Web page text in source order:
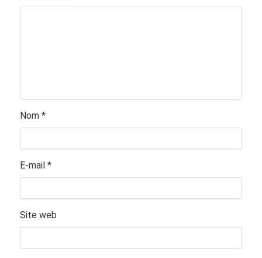
Nom *
E-mail *
Site web